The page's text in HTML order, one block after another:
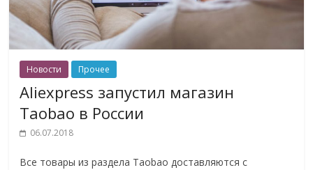
Новости Прочее
Aliexpress запустил магазин
Taobao в России
06.07.2018
Все товары из раздела Taobao доставляются с